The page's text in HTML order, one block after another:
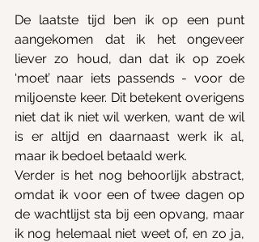
De laatste tijd ben ik op een punt
aangekomen dat ik het ongeveer
liever zo houd, dan dat ik op zoek
‘moet’ naar iets passends - voor de
miljoenste keer. Dit betekent overigens
niet dat ik niet wil werken, want de wil
is er altijd en daarnaast werk ik al,
maar ik bedoel betaald werk.
Verder is het nog behoorlijk abstract,
omdat ik voor een of twee dagen op
de wachtlijst sta bij een opvang, maar
ik nog helemaal niet weet of, en zo ja,